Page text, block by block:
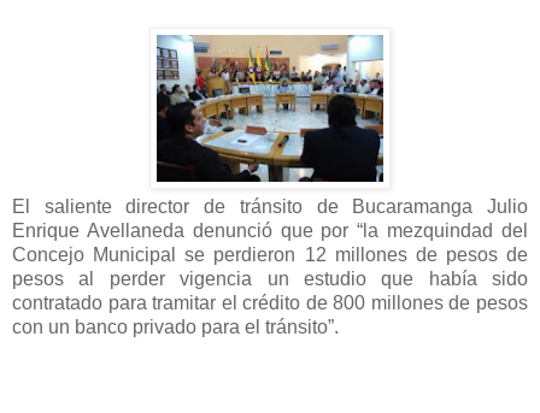
El saliente director de tránsito de Bucaramanga Julio
Enrique Avellaneda denunció que por “la mezquindad del
Concejo Municipal se perdieron 12 millones de pesos de
pesos al perder vigencia un estudio que había sido
contratado para tramitar el crédito de 800 millones de pesos
con un banco privado para el tránsito”.